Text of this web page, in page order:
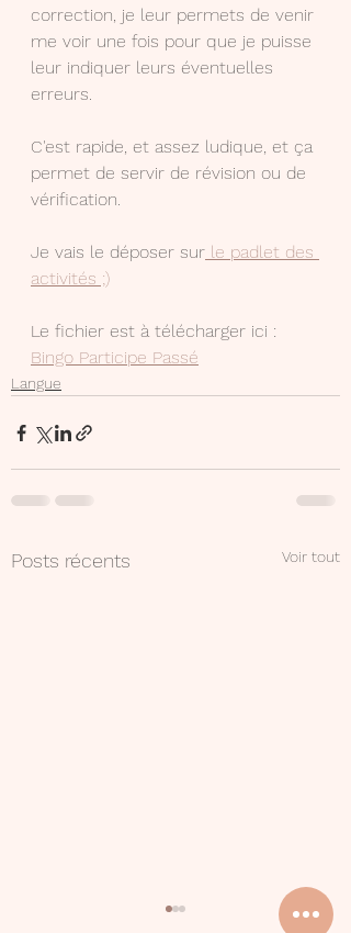
correction, je leur permets de venir
me voir une fois pour que je puisse
leur indiquer leurs éventuelles
erreurs.
C'est rapide, et assez ludique, et ça
permet de servir de révision ou de
vérification.
Je vais le déposer sur le padlet des
activités ;)
Le fichier est à télécharger ici :
Bingo Participe Passé
Langue
Posts récents Voir tout